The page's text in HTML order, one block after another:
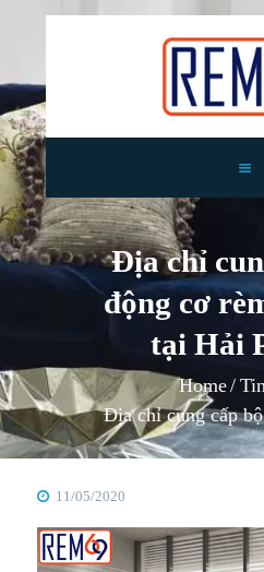
Địa chỉ
động cơ
tại Hải
Home
Địa chỉ cung cấp
TRANG CHỦ
GIỚI THIỆU
RÈM CỬA
TIN TỨC
TƯ VẤN
CÔNG TRÌNH
LIÊN HỆ
11/05/2020